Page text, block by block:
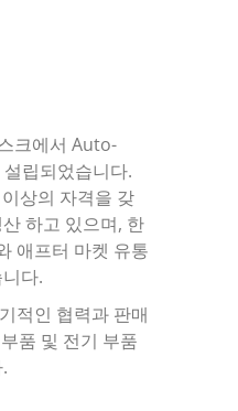
크에서 Auto-
립되었습니다.
상의 자격을 갖
하고 있으며, 한
애프터 마켓 유통
다.
적인 협력과 판매
품 및 전기 부품